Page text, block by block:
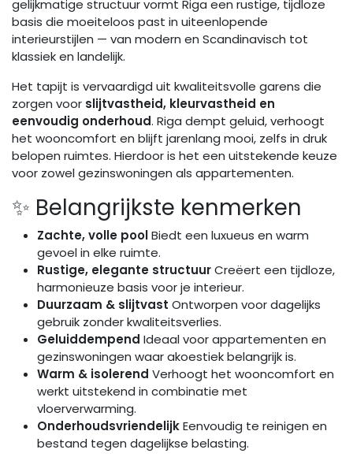
gelijkmatige structuur vormt Riga een rustige, tijdloze
basis die moeiteloos past in uiteenlopende
interieurstijlen — van modern en Scandinavisch tot
klassiek en landelijk.
Het tapijt is vervaardigd uit kwaliteitsvolle garens die
zorgen voor slijtvastheid, kleurvastheid en
eenvoudig onderhoud. Riga dempt geluid, verhoogt
het wooncomfort en blijft jarenlang mooi, zelfs in druk
belopen ruimtes. Hierdoor is het een uitstekende keuze
voor zowel gezinswoningen als appartementen.
✨ Belangrijkste kenmerken
Zachte, volle poolBiedt een luxueus en warm
gevoel in elke ruimte.
Rustige, elegante structuurCreëert een tijdloze,
harmonieuze basis voor je interieur.
Duurzaam & slijtvast Ontworpen voor dagelijks
gebruik zonder kwaliteitsverlies.
Geluiddempend Ideaal voor appartementen en
gezinswoningen waar akoestiek belangrijk is.
Warm & isolerend Verhoogt het wooncomfort en
werkt uitstekend in combinatie met
vloerverwarming.
OnderhoudsvriendelijkEenvoudig te reinigen en
bestand tegen dagelijkse belasting.